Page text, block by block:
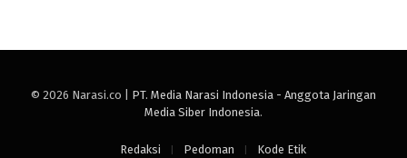
© 2026 Narasi.co | PT. Media Narasi Indonesia - Anggota Jaringan
Media Siber Indonesia.
Redaksi Pedoman Kode Etik